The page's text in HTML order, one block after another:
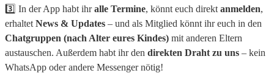
3️⃣ In der App habt ihralle Termine, könnt euch direkt anmelden,
erhaltet News & Updates – und als Mitglied könnt ihr euch in den
Chatgruppen (nach Alter eures Kindes) mit anderen Eltern
austauschen. Außerdem habt ihr den direkten Draht zu uns – kein
WhatsApp oder andere Messenger nötig!